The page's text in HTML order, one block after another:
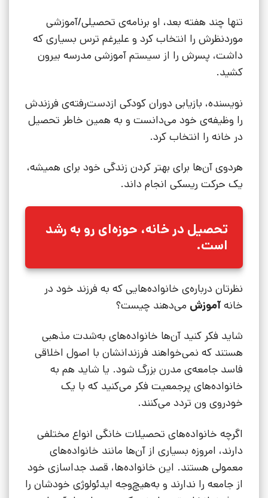
تنها چند هفته بعد، او برنامه‌ی تحصیلی/آموزشی
موردنظرش را انتخاب کرد و علیرغم ترس بسیاری که
داشت، پسرش را از سیستم آموزشی مدرسه بیرون
کشید.
نویسنده، بازیابی دوران کودکی ازدست‌رفته‌ی فرزندش
را وظیفه‌ی خود می‌دانست و به همین خاطر تحصیل
در خانه را انتخاب کرد.
هردوی آن‌ها برای بهتر کردن زندگی خود برای همیشه،
یک حرکت ریسکی انجام داند.
تحصیل در خانه، حوزه‌ای رو به رشد
است.
نظرتان درباره‌ی خانواده‌هایی که به فرزند خود در
خانهآموزش می‌دهند چیست؟
شاید فکر کنید آن‌ها خانواده‌های به‌شدت مذهبی
هستند که نمی‌خواهند فرزندانشان با اصول اخلاقی
فاسد جامعه‌ی مدرن بزرگ شود. یا شاید هم به
خانواده‌های پرجمعیت فکر می‌کنید که با یک
خودروی ون تردد می‌کنند.
اگرچه خانواده‌های تحصیلات خانگی انواع مختلفی
دارند، امروزه بسیاری از آن‌ها مانند خانواده‌های
معمولی هستند. این خانواده‌ها، قصد جداسازی خود
از جامعه را ندارند و به‌هیچ‌وجه ایدئولوژی خودشان را